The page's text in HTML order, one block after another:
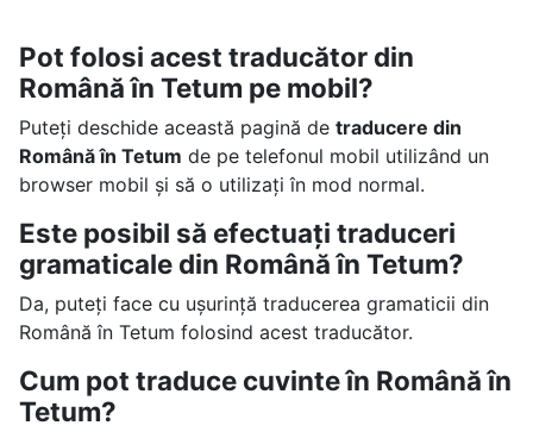
Pot folosi acest traducător din
Română în Tetum pe mobil?
Puteți deschide această pagină de traducere din
Română în Tetum de pe telefonul mobil utilizând un
browser mobil și să o utilizați în mod normal.
Este posibil să efectuați traduceri
gramaticale din Română în Tetum?
Da, puteți face cu ușurință traducerea gramaticii din
Română în Tetum folosind acest traducător.
Cum pot traduce cuvinte în Română în
Tetum?